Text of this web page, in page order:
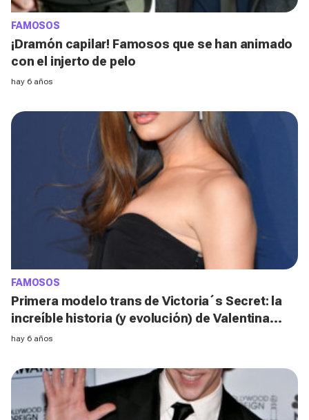
FAMOSOS
¡Dramón capilar! Famosos que se han animado
con el injerto de pelo
hay 6 años
FAMOSOS
Primera modelo trans de Victoria´s Secret: la
increíble historia (y evolución) de Valentina
Sampaio
hay 6 años